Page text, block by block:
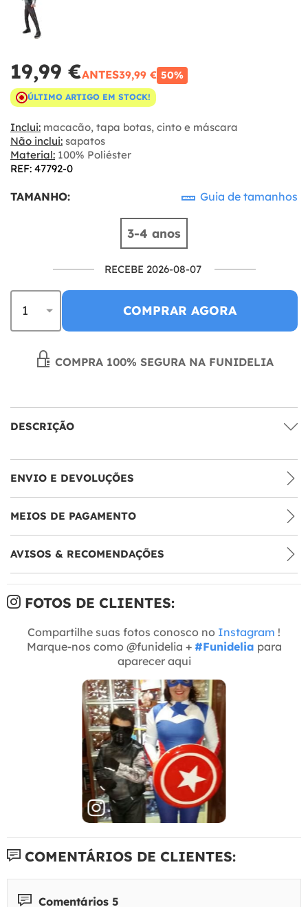
19,99 €ANTES39,99 € 50%
ÚLTIMO ARTIGO EM STOCK!
Inclui: macacão, tapa botas, cinto e máscara
Não inclui: sapatos
Material: 100% Poliéster
REF: 47792-0
TAMANHO: Guia de tamanhos
3-4 anos
RECEBE 2026-08-07
COMPRAR AGORA
COMPRA 100% SEGURA NA FUNIDELIA
DESCRIÇÃO
ENVIO E DEVOLUÇÕES
MEIOS DE PAGAMENTO
AVISOS & RECOMENDAÇÕES
FOTOS DE CLIENTES:
Compartilhe suas fotos conosco no Instagram !
Marque-nos como @funidelia + #Funidelia para
aparecer aqui
COMENTÁRIOS DE CLIENTES:
Comentários 5